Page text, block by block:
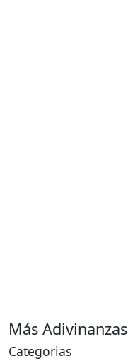
Más Adivinanzas
Categorias